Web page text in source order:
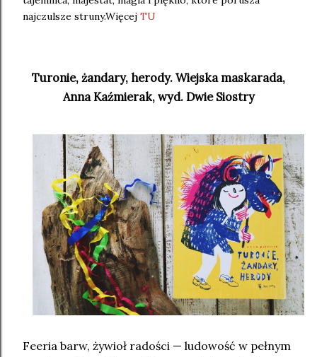
najczulsze struny.Więcej TU
Turonie, żandary, herody. Wiejska maskarada,
Anna Kaźmierak, wyd. Dwie Siostry
Feeria barw, żywioł radości — ludowość w pełnym